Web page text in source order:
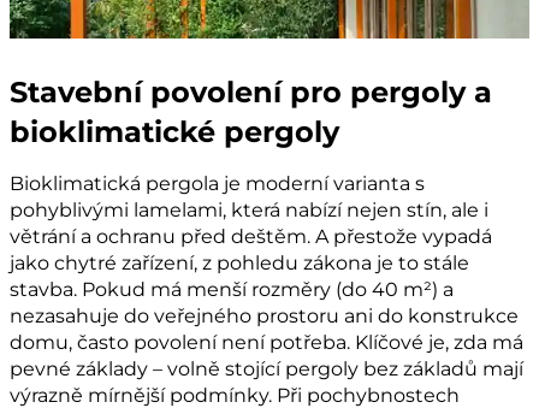
Stavební povolení pro pergoly a
bioklimatické pergoly
Bioklimatická pergola je moderní varianta s
pohyblivými lamelami, která nabízí nejen stín, ale i
větrání a ochranu před deštěm. A přestože vypadá
jako chytré zařízení, z pohledu zákona je to stále
stavba. Pokud má menší rozměry (do 40 m²) a
nezasahuje do veřejného prostoru ani do konstrukce
domu, často povolení není potřeba. Klíčové je, zda má
pevné základy – volně stojící pergoly bez základů mají
výrazně mírnější podmínky. Při pochybnostech